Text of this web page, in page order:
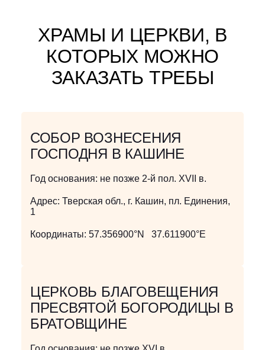
ХРАМЫ И ЦЕРКВИ, В
КОТОРЫХ МОЖНО
ЗАКАЗАТЬ ТРЕБЫ
СОБОР ВОЗНЕСЕНИЯ
ГОСПОДНЯ В КАШИНЕ
Год основания: не позже 2-й пол. XVII в.
Адрес: Тверская обл., г. Кашин, пл. Единения,
1
Координаты: 57.356900°N 37.611900°E
ЦЕРКОВЬ БЛАГОВЕЩЕНИЯ
ПРЕСВЯТОЙ БОГОРОДИЦЫ В
БРАТОВЩИНЕ